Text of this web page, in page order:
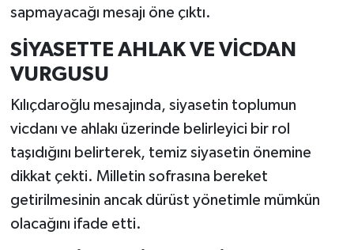
sapmayacağı mesajı öne çıktı.
SİYASETTE AHLAK VE VİCDAN
VURGUSU
Kılıçdaroğlu mesajında, siyasetin toplumun
vicdanı ve ahlakı üzerinde belirleyici bir rol
taşıdığını belirterek, temiz siyasetin önemine
dikkat çekti. Milletin sofrasına bereket
getirilmesinin ancak dürüst yönetimle mümkün
olacağını ifade etti.